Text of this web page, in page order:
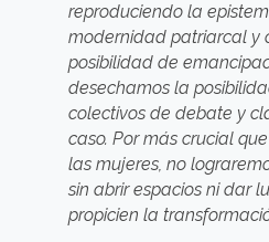
reproduciendo la
modernidad patriarcal y
posibilidad de
desechamos la
colectivos de debate y
caso. Por más crucial
las mujeres, no
sin abrir espacios ni dar
propicien la